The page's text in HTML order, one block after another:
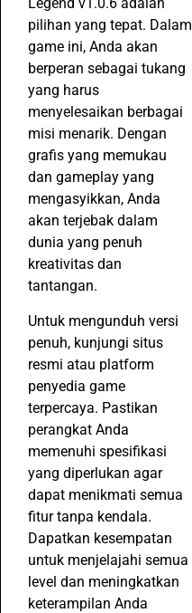
Legend v1.0.6 adalah
pilihan yang tepat. Dalam
game ini, Anda akan
berperan sebagai tukang
yang harus
menyelesaikan berbagai
misi menarik. Dengan
grafis yang memukau
dan gameplay yang
mengasyikkan, Anda
akan terjebak dalam
dunia yang penuh
kreativitas dan
tantangan.
Untuk mengunduh versi
penuh, kunjungi situs
resmi atau platform
penyedia game
terpercaya. Pastikan
perangkat Anda
memenuhi spesifikasi
yang diperlukan agar
dapat menikmati semua
fitur tanpa kendala.
Dapatkan kesempatan
untuk menjelajahi semua
level dan meningkatkan
keterampilan Anda